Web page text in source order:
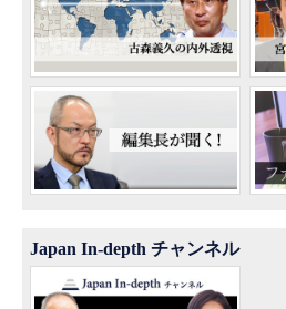
Japan In-depth チャンネル